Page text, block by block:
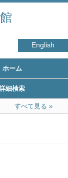
English
ホーム
細検索
すべて見る